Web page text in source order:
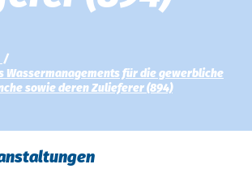
Aktuelles
Presse
Wassermanagements für die gewerbliche
sowie deren Zulieferer (894)